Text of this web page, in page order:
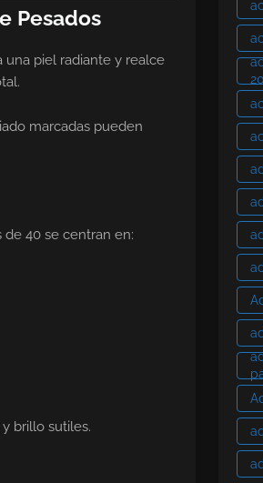
Pesados
una piel radiante y realce
marcadas pueden
40 se centran en:
brillo sutiles.